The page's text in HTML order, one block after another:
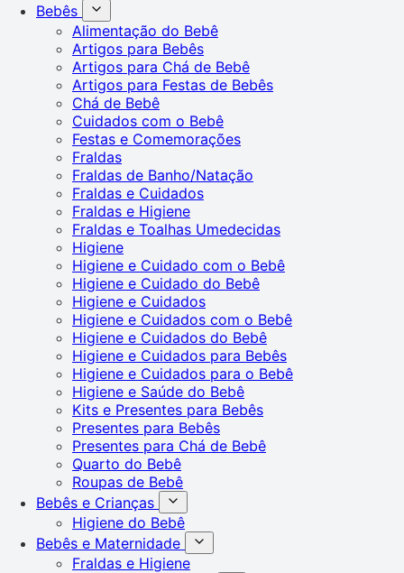
Bebês
Alimentação do Bebê
Artigos para Bebês
Artigos para Chá de Bebê
Artigos para Festas de Bebês
Chá de Bebê
Cuidados com o Bebê
Festas e Comemorações
Fraldas
Fraldas de Banho/Natação
Fraldas e Cuidados
Fraldas e Higiene
Fraldas e Toalhas Umedecidas
Higiene
Higiene e Cuidado com o Bebê
Higiene e Cuidado do Bebê
Higiene e Cuidados
Higiene e Cuidados com o Bebê
Higiene e Cuidados do Bebê
Higiene e Cuidados para Bebês
Higiene e Cuidados para o Bebê
Higiene e Saúde do Bebê
Kits e Presentes para Bebês
Presentes para Bebês
Presentes para Chá de Bebê
Quarto do Bebê
Roupas de Bebê
Bebês e Crianças
Higiene do Bebê
Bebês e Maternidade
Fraldas e Higiene